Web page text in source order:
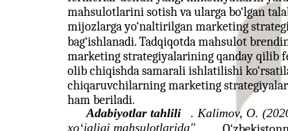
mahsulotlarini sotish va ularga bo‘lgan
mijozlarga yo‘naltirilgan marketing
bag‘ishlanadi. Tadqiqotda mahsulot
marketing strategiyalarining qanday qilib
olib chiqishda samarali ishlatilishi
chiqaruvchilarning marketing
ham beriladi.
Adabiyotlar tahlili
. Kalimov, O.
xo‘jaligi mahsulotlarida"